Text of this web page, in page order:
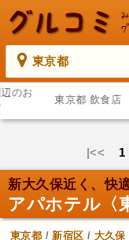
東京都
のお
東京都 飲食店
|<<
新大久保近く、快
アパホテル〈
東京都 /新宿区 / 大久保